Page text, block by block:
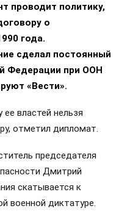
проводит политику,
о
года.
сделал постоянный
Федерации при ООН
«Вести».
властей нельзя
отметил дипломат.
председателя
Дмитрий
скатывается к
военной диктатуре.